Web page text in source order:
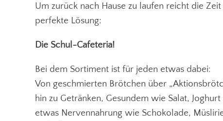
Um zurück nach Hause zu laufen reicht die
perfekte Lösung:
Die Schul-Cafeteria!
Bei dem Sortiment ist für jeden etwas dabei:
Von geschmierten Brötchen über
hin zu Getränken, Gesundem wie Salat,
etwas Nervennahrung wie Schokolade,